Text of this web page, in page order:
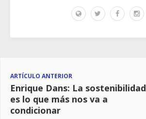
ARTÍCULO ANTERIOR
Enrique Dans: La sostenibilidad
es lo que más nos va a
condicionar